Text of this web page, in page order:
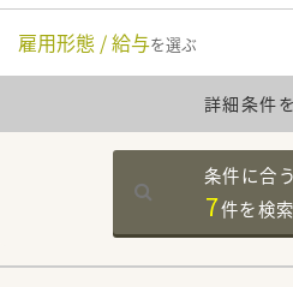
雇用形態 / 給与を選ぶ
詳細条件
条件に合
7件を検